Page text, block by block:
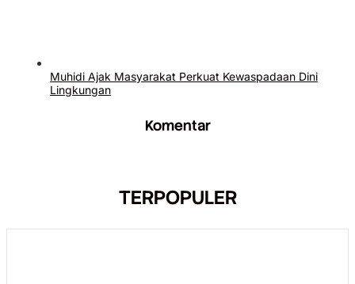
Muhidi Ajak Masyarakat Perkuat Kewaspadaan Dini
Lingkungan
Komentar
TERPOPULER